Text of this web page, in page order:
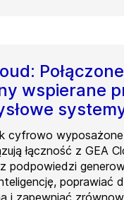
Połączone
wspierane
cyfrowo
łączność z GEA
podpowiedzi
poprawiać